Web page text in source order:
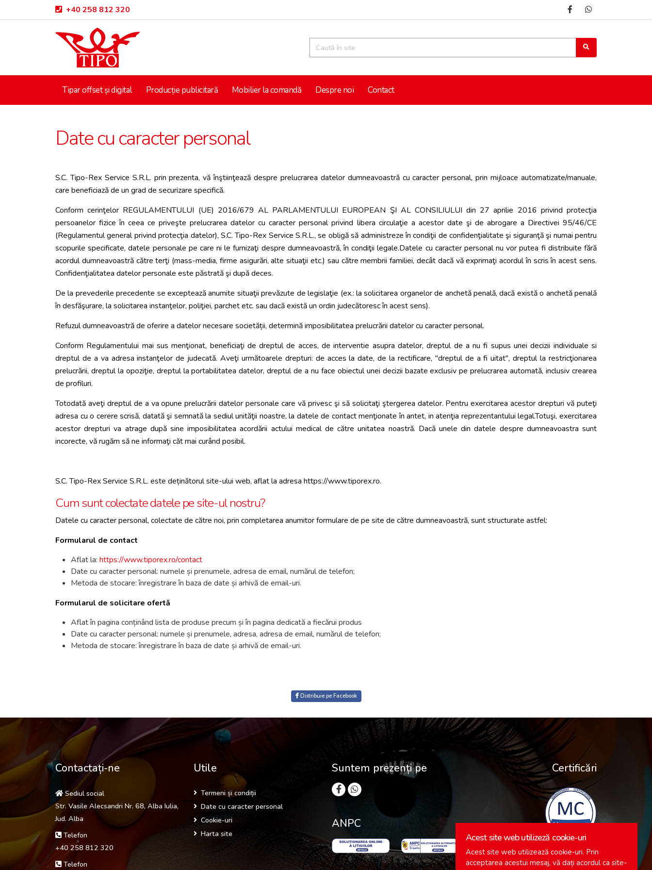
+40 258 812 320
Tipar offset și digital Producție publicitară Mobilier la comandă Despre noi Contact
Date cu caracter personal
S.C. Tipo-Rex Service S.R.L. prin prezenta, vă înştiinţează despre prelucrarea datelor dumneavoastră cu caracter personal, prin mijloace automatizate/manuale,
care beneficiază de un grad de securizare specifică.
Conform cerinţelor REGULAMENTULUI (UE) 2016/679 AL PARLAMENTULUI EUROPEAN ŞI AL CONSILIULUI din 27 aprilie 2016 privind protecţia
persoanelor fizice în ceea ce priveşte prelucrarea datelor cu caracter personal privind libera circulaţie a acestor date şi de abrogare a Directivei 95/46/CE
(Regulamentul general privind protecţia datelor), S.C. Tipo-Rex Service S.R.L., se obligă să administreze în condiţii de confidenţialitate şi siguranţă şi numai pentru
scopurile specificate, datele personale pe care ni le furnizaţi despre dumneavoastră, în condiţii legale.Datele cu caracter personal nu vor putea fi distribuite fără
acordul dumneavoastră către terţi (mass-media, firme asigurări, alte situaţii etc.) sau către membrii familiei, decât dacă vă exprimaţi acordul în scris în acest sens.
Confidenţialitatea datelor personale este păstrată şi după deces.
De la prevederile precedente se exceptează anumite situaţii prevăzute de legislaţie (ex.: la solicitarea organelor de anchetă penală, dacă există o anchetă penală
în desfăşurare, la solicitarea instanţelor, poliţiei, parchet etc. sau dacă există un ordin judecătoresc în acest sens).
Refuzul dumneavoastră de oferire a datelor necesare societății, determină imposibilitatea prelucrării datelor cu caracter personal.
Conform Regulamentului mai sus menţionat, beneficiaţi de dreptul de acces, de interventie asupra datelor, dreptul de a nu fi supus unei decizii individuale si
dreptul de a va adresa instanţelor de judecată. Aveţi următoarele drepturi: de acces la date, de la rectificare, "dreptul de a fi uitat", dreptul la restricţionarea
prelucrării, dreptul la opoziţie, dreptul la portabilitatea datelor, dreptul de a nu face obiectul unei decizii bazate exclusiv pe prelucrarea automată, inclusiv crearea
de profiluri.
Totodată aveţi dreptul de a va opune prelucrării datelor personale care vă privesc şi să solicitaţi ştergerea datelor. Pentru exercitarea acestor drepturi vă puteţi
adresa cu o cerere scrisă, datată şi semnată la sediul unităţii noastre, la datele de contact menţionate în antet, in atenţia reprezentantului legal.Totuşi, exercitarea
acestor drepturi va atrage după sine imposibilitatea acordării actului medical de către unitatea noastră. Dacă unele din datele despre dumneavoastra sunt
incorecte, vă rugăm să ne informaţi căt mai curând posibil.
S.C. Tipo-Rex Service S.R.L. este deținătorul site-ului web, aflat la adresa https://www.tiporex.ro.
Cum sunt colectate datele pe site-ul nostru?
Datele cu caracter personal, colectate de către noi, prin completarea anumitor formulare de pe site de către dumneavoastră, sunt structurate astfel:
Formularul de contact
Aflat la: https://www.tiporex.ro/contact
Date cu caracter personal: numele și prenumele, adresa de email, numărul de telefon;
Metoda de stocare: înregistrare în baza de date și arhivă de email-uri.
Formularul de solicitare ofertă
Aflat în pagina conținând lista de produse precum și în pagina dedicată a fiecărui produs
Date cu caracter personal: numele și prenumele, adresa, adresa de email, numărul de telefon;
Metoda de stocare: înregistrare în baza de date și arhivă de email-uri.
Distribuie pe Facebook
Contactați-ne
Sediul social
Str. Vasile Alecsandri Nr. 68, Alba Iulia,
Jud. Alba
Telefon
+40 258 812 320
Telefon
Utile
Termeni și condiții
Date cu caracter personal
Cookie-uri
Harta site
Suntem prezenți pe
ANPC
Certificări
Acest site web utilizeză cookie-uri
Acest site web utilizează cookie-uri. Prin
acceptarea acestui mesaj, vă dați acordul ca site-